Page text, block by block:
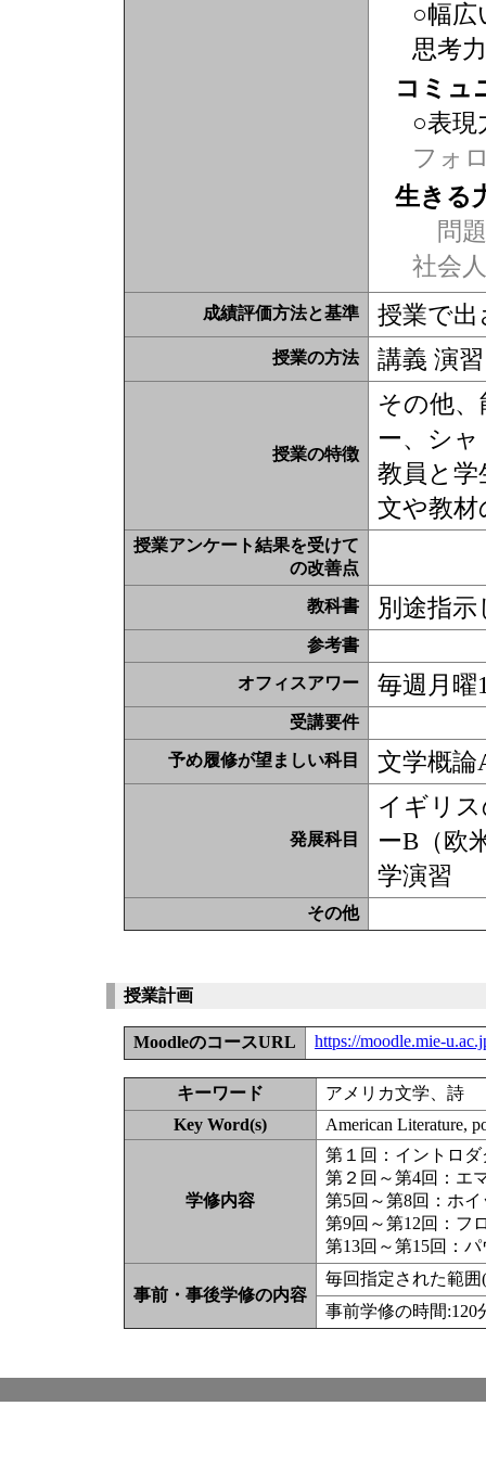
○幅広
思考力
コミュ
○表現
フォ
生きる
問題
社会
成績評価方法と基準 授業で出
授業の方法 講義 演習
授業の特徴
その他
ー、シ
教員と
文や教
授業アンケート結果を受けて
の改善点
教科書 別途指
参考書
オフィスアワー 毎週月曜
受講要件
予め履修が望ましい科目 文学概
発展科目
イギリ
ーB（欧
学演習
その他
授業計画
MoodleのコースURL https://moodle.mie-
キーワード
アメリカ文学、詩
Key Word(s)
American Literature,
学修内容
第１回：イントロダ
第２回～第4回：エ
第5回～第8回：ホ
第9回～第12回：フ
第13回～第15回：
事前・事後学修の内容
毎回指定された範
事前学修の時間